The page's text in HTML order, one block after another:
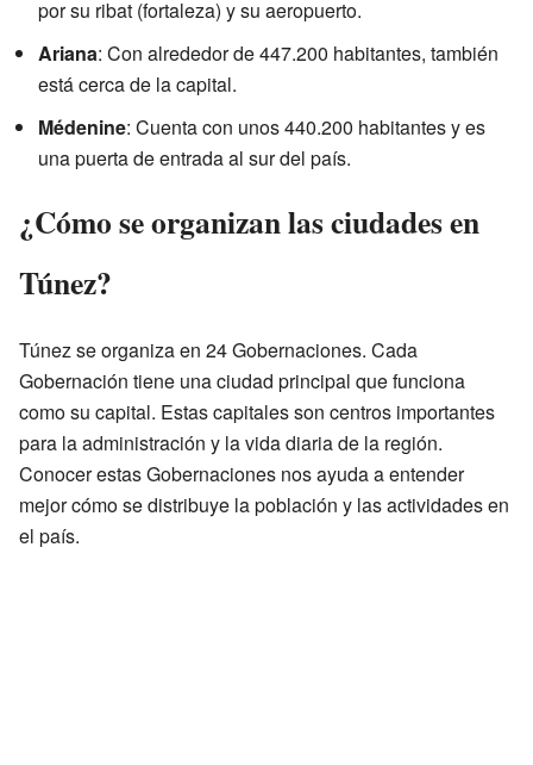
por su ribat (fortaleza) y su aeropuerto.
Ariana: Con alrededor de 447.200 habitantes, también
está cerca de la capital.
Médenine: Cuenta con unos 440.200 habitantes y es
una puerta de entrada al sur del país.
¿Cómo se organizan las ciudades en
Túnez?
Túnez se organiza en 24 Gobernaciones. Cada
Gobernación tiene una ciudad principal que funciona
como su capital. Estas capitales son centros importantes
para la administración y la vida diaria de la región.
Conocer estas Gobernaciones nos ayuda a entender
mejor cómo se distribuye la población y las actividades en
el país.